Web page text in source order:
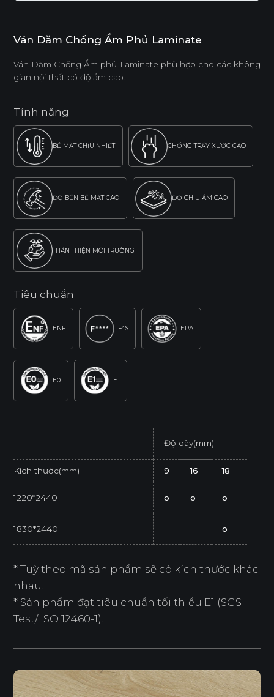
Ván Dăm Chống Ẩm Phủ Laminate
Ván Dăm Chống Ẩm phủ Laminate phù hợp cho các không
gian nội thất có độ ẩm cao.
Tính năng
BỀ MẶT CHỊU NHIỆT CHỐNG TRẦY XƯỚC CAO
ĐỘ BỀN BỀ MẶT CAO ĐỘ CHỊU ẨM CAO
THÂN THIỆN MÔI TRƯỜNG
Tiêu chuẩn
ENF F4S EPA
E0 E1
Độ dày(mm)
Kích thước(mm) 9 16 18
1220*2440 o o o
1830*2440 o
* Tuỳ theo mã sản phẩm sẽ có kích thước khác
nhau.
* Sản phẩm đạt tiêu chuẩn tối thiểu E1 (SGS
Test/ ISO 12460-1).